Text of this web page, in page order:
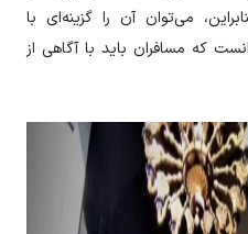
می‌توان آن را گزینه‌ای با
که مسافران باید با آگاهی از